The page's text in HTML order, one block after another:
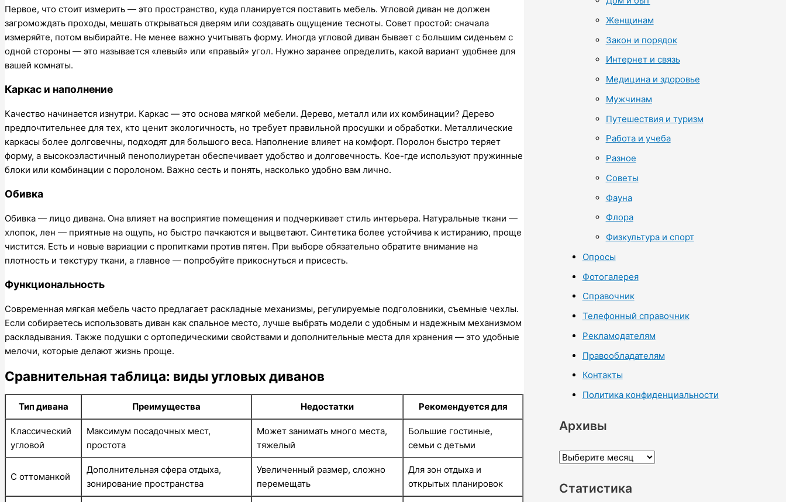
Первое, что стоит измерить — это пространство, куда планируется поставить мебель. Угловой диван не должен
загромождать проходы, мешать открываться дверям или создавать ощущение тесноты. Совет простой: сначала
измеряйте, потом выбирайте. Не менее важно учитывать форму. Иногда угловой диван бывает с большим сиденьем с
одной стороны — это называется «левый» или «правый» угол. Нужно заранее определить, какой вариант удобнее для
вашей комнаты.
Каркас и наполнение
Качество начинается изнутри. Каркас — это основа мягкой мебели. Дерево, металл или их комбинации? Дерево
предпочтительнее для тех, кто ценит экологичность, но требует правильной просушки и обработки. Металлические
каркасы более долговечны, подходят для большого веса. Наполнение влияет на комфорт. Поролон быстро теряет
форму, а высокоэластичный пенополиуретан обеспечивает удобство и долговечность. Кое-где используют пружинные
блоки или комбинации с поролоном. Важно сесть и понять, насколько удобно вам лично.
Обивка
Обивка — лицо дивана. Она влияет на восприятие помещения и подчеркивает стиль интерьера. Натуральные ткани —
хлопок, лен — приятные на ощупь, но быстро пачкаются и выцветают. Синтетика более устойчива к истиранию, проще
чистится. Есть и новые вариации с пропитками против пятен. При выборе обязательно обратите внимание на
плотность и текстуру ткани, а главное — попробуйте прикоснуться и присесть.
Функциональность
Современная мягкая мебель часто предлагает раскладные механизмы, регулируемые подголовники, съемные чехлы.
Если собираетесь использовать диван как спальное место, лучше выбрать модели с удобным и надежным механизмом
раскладывания. Также подушки с ортопедическими свойствами и дополнительные места для хранения — это удобные
мелочи, которые делают жизнь проще.
Сравнительная таблица: виды угловых диванов
Тип дивана Преимущества Недостатки Рекомендуется для
Классический
угловой
Максимум посадочных мест,
простота
Может занимать много места,
тяжелый
Большие гостиные,
семьи с детьми
С оттоманкой
Дополнительная сфера отдыха,
зонирование пространства
Увеличенный размер, сложно
перемещать
Для зон отдыха и
открытых планировок
Женщинам
Закон и порядок
Интернет и связь
Медицина и здоровье
Мужчинам
Путешествия и туризм
Работа и учеба
Разное
Советы
Фауна
Флора
Физкультура и спорт
Опросы
Фотогалерея
Справочник
Телефонный справочник
Рекламодателям
Правообладателям
Контакты
Политика конфиденциальности
Архивы
А
х
Статистика